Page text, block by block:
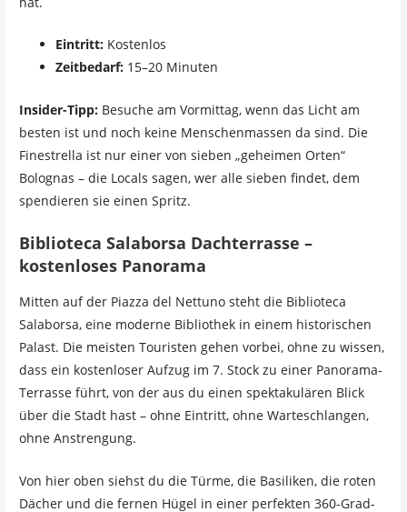
Eintritt:Kostenlos
Zeitbedarf:15–20 Minuten
Insider-Tipp:Besuche am Vormittag, wenn das Licht am
besten ist und noch keine Menschenmassen da sind. Die
Finestrella ist nur einer von sieben „geheimen Orten“
Bolognas – die Locals sagen, wer alle sieben findet, dem
spendieren sie einen Spritz.
Biblioteca Salaborsa Dachterrasse –
kostenloses Panorama
Mitten auf der Piazza del Nettuno steht die Biblioteca
Salaborsa, eine moderne Bibliothek in einem historischen
Palast. Die meisten Touristen gehen vorbei, ohne zu wissen,
dass ein kostenloser Aufzug im 7. Stock zu einer Panorama-
Terrasse führt, von der aus du einen spektakulären Blick
über die Stadt hast – ohne Eintritt, ohne Warteschlangen,
ohne Anstrengung.
Von hier oben siehst du die Türme, die Basiliken, die roten
Dächer und die fernen Hügel in einer perfekten 360-Grad-